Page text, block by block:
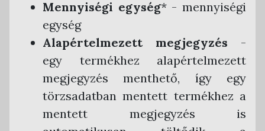
Billzone.eu számlakép
Piszkozat funkció
Új piszkozat létrehozása
Számla kiállítása piszkozatból
Piszkozat módosítása, törlése
Fizetési információk rögzítése
Számlák kifizetése
Kiegyenlítések kezelése
Bejövő számlák
Bejövő számla feltöltése
Bejövő számlák listája
Bejövő számla automatikus befogadása
Pénztárbizonylatok
Bevételi pénztárbizonylat funkció
Kiadási pénztárbizonylat funkció
Ügyletek
Statisztikák
Mennyiségi egység* - mennyiségi
egység
Alapértelmezett megjegyzés -
egy termékhez alapértelmezett
megjegyzés menthető, így egy
törzsadatban mentett termékhez a
mentett megjegyzés is